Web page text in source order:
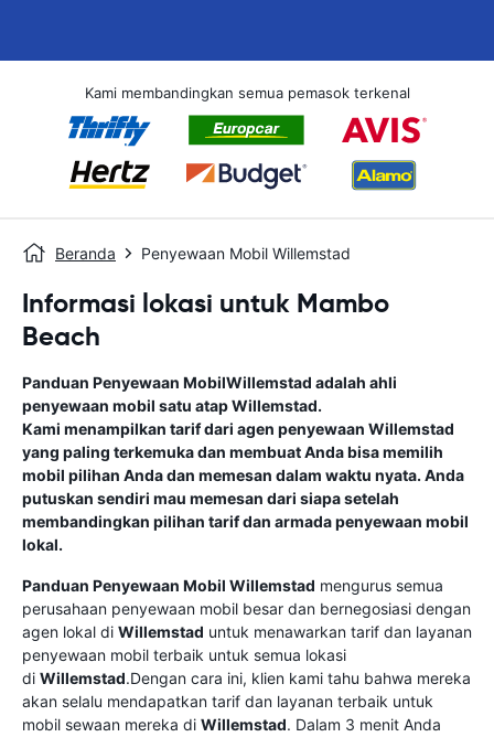
Kami membandingkan semua pemasok terkenal
Beranda Penyewaan Mobil Willemstad
Informasi lokasi untuk Mambo
Beach
Panduan Penyewaan MobilWillemstad adalah ahli
penyewaan mobil satu atapWillemstad.
Kami menampilkan tarif dari agen penyewaan Willemstad
yang paling terkemuka dan membuat Anda bisa memilih
mobil pilihan Anda dan memesan dalam waktu nyata. Anda
putuskan sendiri mau memesan dari siapa setelah
membandingkan pilihan tarif dan armada penyewaan mobil
lokal.
Panduan Penyewaan Mobil Willemstad mengurus semua
perusahaan penyewaan mobil besar dan bernegosiasi dengan
agen lokal di Willemstad untuk menawarkan tarif dan layanan
penyewaan mobil terbaik untuk semua lokasi
di Willemstad.Dengan cara ini, klien kami tahu bahwa mereka
akan selalu mendapatkan tarif dan layanan terbaik untuk
mobil sewaan mereka di Willemstad. Dalam 3 menit Anda